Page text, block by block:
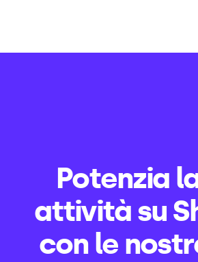
Potenzia
attività su
con le